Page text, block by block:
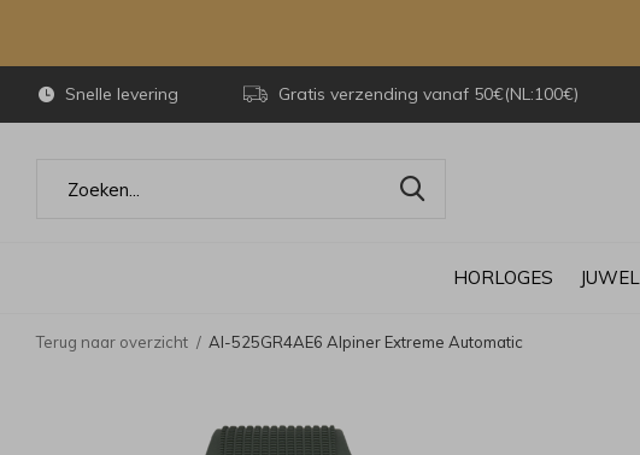
HORLOGES
Snelle levering Gratis verzending vanaf 50€(NL:100€)
Terug naar overzicht Al-525GR4AE6 Alpiner Extreme Automatic